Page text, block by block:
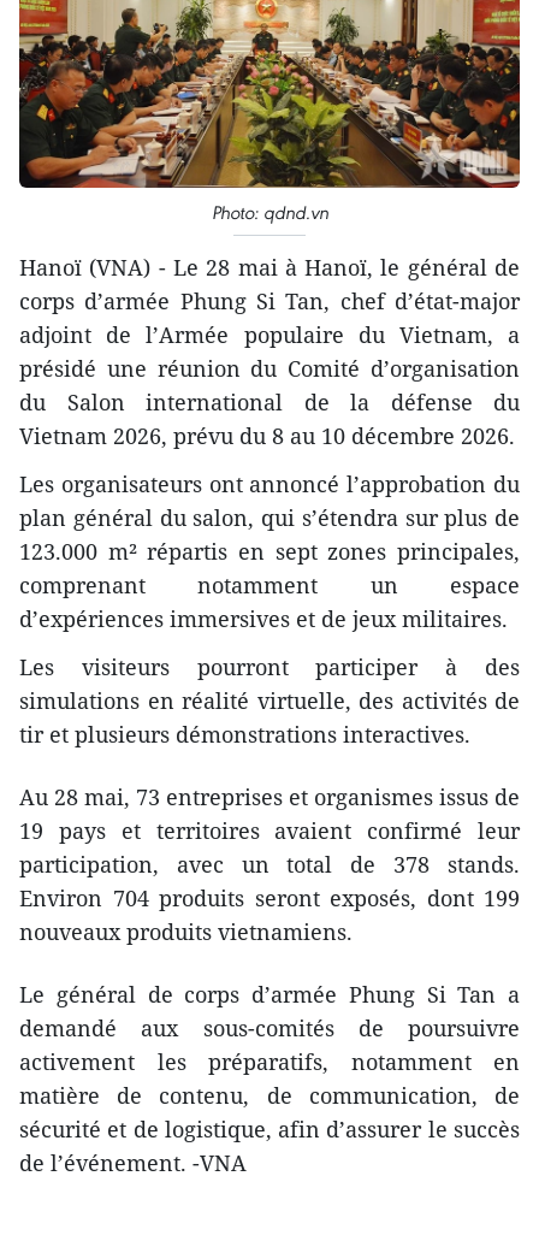
Photo: qdnd.vn
Hanoï (VNA) - Le 28 mai à Hanoï, le général de
corps d’armée Phung Si Tan, chef d’état-major
adjoint de l’Armée populaire du Vietnam, a
présidé une réunion du Comité d’organisation
du Salon international de la défense du
Vietnam 2026, prévu du 8 au 10 décembre 2026.
Les organisateurs ont annoncé l’approbation du
plan général du salon, qui s’étendra sur plus de
123.000 m² répartis en sept zones principales,
comprenant notamment un espace
d’expériences immersives et de jeux militaires.
Les visiteurs pourront participer à des
simulations en réalité virtuelle, des activités de
tir et plusieurs démonstrations interactives.
Au 28 mai, 73 entreprises et organismes issus de
19 pays et territoires avaient confirmé leur
participation, avec un total de 378 stands.
Environ 704 produits seront exposés, dont 199
nouveaux produits vietnamiens.
Le général de corps d’armée Phung Si Tan a
demandé aux sous-comités de poursuivre
activement les préparatifs, notamment en
matière de contenu, de communication, de
sécurité et de logistique, afin d’assurer le succès
de l’événement. -VNA